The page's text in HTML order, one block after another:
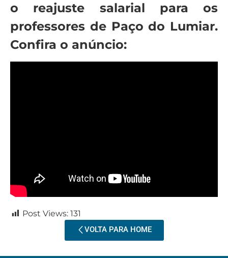
o reajuste salarial para os
professores de Paço do Lumiar.
Confira o anúncio:
Post Views: 131
VOLTA PARA HOME